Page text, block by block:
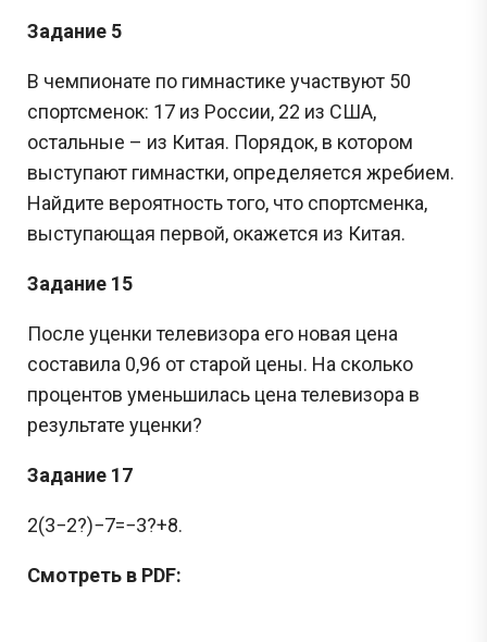
Задание 5
В чемпионате по гимнастике участвуют 50
спортсменок: 17 из России, 22 из США,
остальные – из Китая. Порядок, в котором
выступают гимнастки, определяется жребием.
Найдите вероятность того, что спортсменка,
выступающая первой, окажется из Китая.
Задание 15
После уценки телевизора его новая цена
составила 0,96 от старой цены. На сколько
процентов уменьшилась цена телевизора в
результате уценки?
Задание 17
2(3−2?)−7=−3?+8.
Смотреть в PDF: